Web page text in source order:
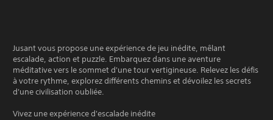
Jusant vous propose une expérience de jeu inédite, mêlant
escalade, action et puzzle. Embarquez dans une aventure
méditative vers le sommet d'une tour vertigineuse. Relevez les défis
à votre rythme, explorez différents chemins et dévoilez les secrets
d'une civilisation oubliée.
Vivez une expérience d'escalade inédite